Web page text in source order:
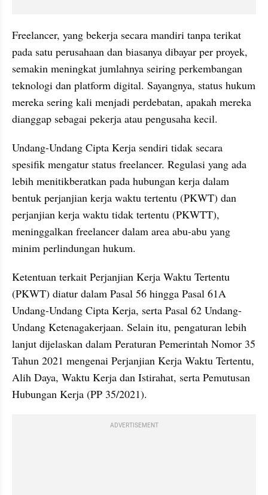
Freelancer, yang bekerja secara mandiri tanpa terikat
pada satu perusahaan dan biasanya dibayar per proyek,
semakin meningkat jumlahnya seiring perkembangan
teknologi dan platform digital. Sayangnya, status hukum
mereka sering kali menjadi perdebatan, apakah mereka
dianggap sebagai pekerja atau pengusaha kecil.
Undang-Undang Cipta Kerja sendiri tidak secara
spesifik mengatur status freelancer. Regulasi yang ada
lebih menitikberatkan pada hubungan kerja dalam
bentuk perjanjian kerja waktu tertentu (PKWT) dan
perjanjian kerja waktu tidak tertentu (PKWTT),
meninggalkan freelancer dalam area abu-abu yang
minim perlindungan hukum.
Ketentuan terkait Perjanjian Kerja Waktu Tertentu
(PKWT) diatur dalam Pasal 56 hingga Pasal 61A
Undang-Undang Cipta Kerja, serta Pasal 62 Undang-
Undang Ketenagakerjaan. Selain itu, pengaturan lebih
lanjut dijelaskan dalam Peraturan Pemerintah Nomor 35
Tahun 2021 mengenai Perjanjian Kerja Waktu Tertentu,
Alih Daya, Waktu Kerja dan Istirahat, serta Pemutusan
Hubungan Kerja (PP 35/2021).
ADVERTISEMENT